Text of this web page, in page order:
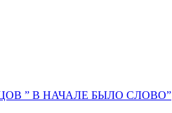
” В НАЧАЛЕ БЫЛО СЛОВО”